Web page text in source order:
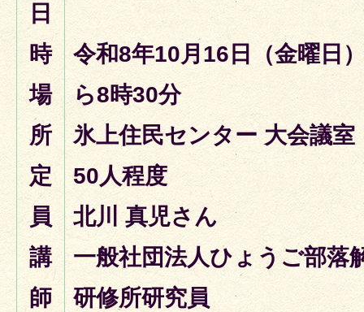
日
時
場
所
定
員
講
師
令和8年10月16日（金曜日
ら8時30分
氷上住民センター 大会議室
50人程度
北川 真児さん
一般社団法人ひょうご部落
研修所研究員